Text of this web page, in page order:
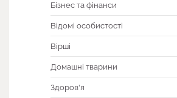
Бізнес та фінанси
Відомі особистості
Вірші
Домашні тварини
Здоров'я